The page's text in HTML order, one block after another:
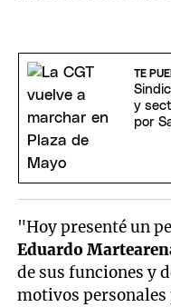
TE
y
por
"Hoy presenté un
Eduardo
de sus funciones y
motivos